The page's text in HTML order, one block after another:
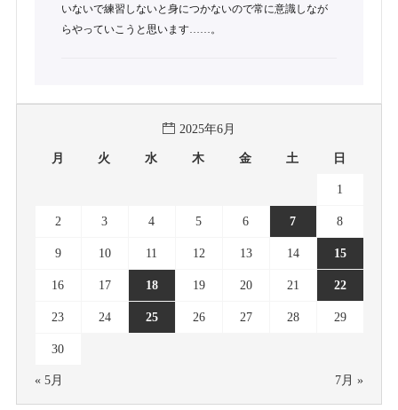
いないで練習しないと身につかないので常に意識しなが
らやっていこうと思います……。
2025年6月
月 火 水 木 金 土 日
1
2 3 4 5 6 7 8
9 10 11 12 13 14 15
16 17 18 19 20 21 22
23 24 25 26 27 28 29
30
« 5月 7月 »